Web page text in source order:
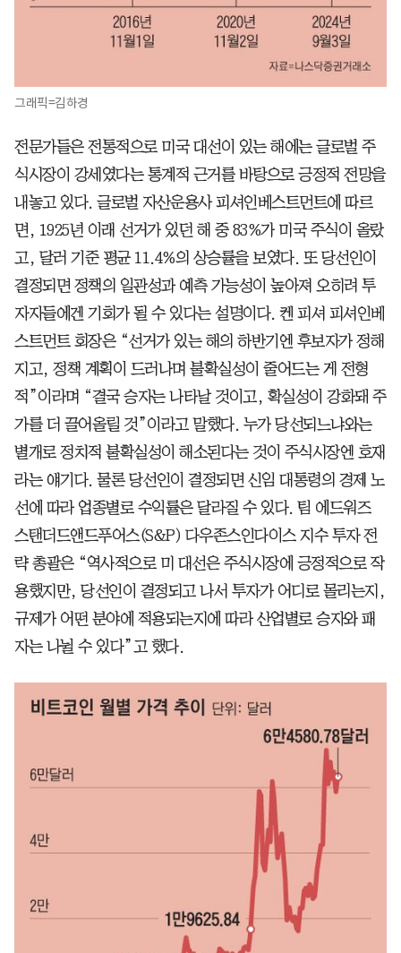
그래픽=김하경
전문가들은 전통적으로 미국 대선이 있는 해에는 글로벌 주
식시장이 강세였다는 통계적 근거를 바탕으로 긍정적 전망을
내놓고 있다. 글로벌 자산운용사 피셔인베스트먼트에 따르
면, 1925년 이래 선거가 있던 해 중 83%가 미국 주식이 올랐
고, 달러 기준 평균 11.4%의 상승률을 보였다. 또 당선인이
결정되면 정책의 일관성과 예측 가능성이 높아져 오히려 투
자자들에겐 기회가 될 수 있다는 설명이다. 켄 피셔 피셔인베
스트먼트 회장은 “선거가 있는 해의 하반기엔 후보자가 정해
지고, 정책 계획이 드러나며 불확실성이 줄어드는 게 전형
적”이라며 “결국 승자는 나타날 것이고, 확실성이 강화돼 주
가를 더 끌어올릴 것”이라고 말했다. 누가 당선되느냐와는
별개로 정치적 불확실성이 해소된다는 것이 주식시장엔 호재
라는 얘기다. 물론 당선인이 결정되면 신임 대통령의 경제 노
선에 따라 업종별로 수익률은 달라질 수 있다. 팀 에드워즈
스탠더드앤드푸어스(S&P) 다우존스인다이스 지수 투자 전
략 총괄은 “역사적으로 미 대선은 주식시장에 긍정적으로 작
용했지만, 당선인이 결정되고 나서 투자가 어디로 몰리는지,
규제가 어떤 분야에 적용되는지에 따라 산업별로 승자와 패
자는 나뉠 수 있다”고 했다.